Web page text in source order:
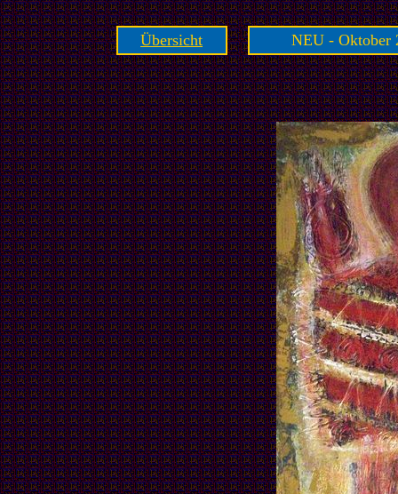
Übersicht NEU - Oktober